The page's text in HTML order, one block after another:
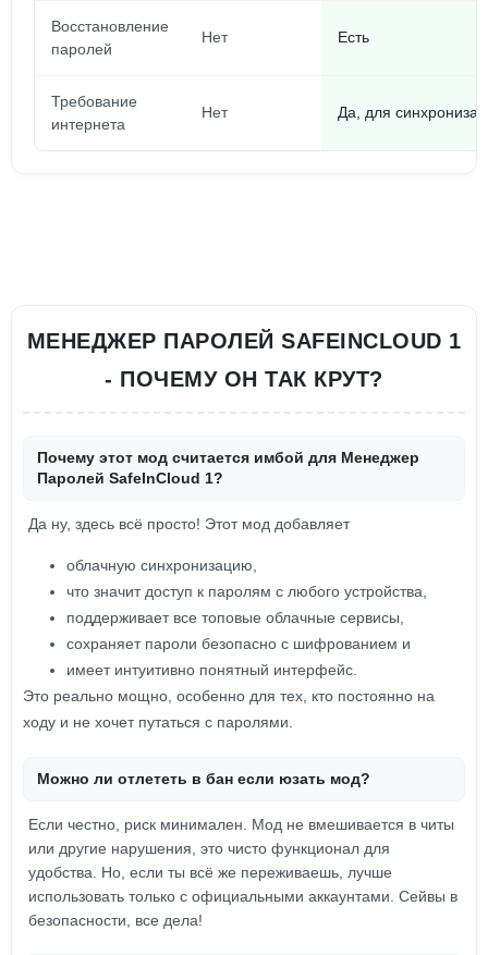
Восстановление
паролей
Нет Есть
Требование
интернета
Нет Да, для
МЕНЕДЖЕР ПАРОЛЕЙ SAFEINCLOUD 1
- ПОЧЕМУ ОН ТАК КРУТ?
Почему этот мод считается имбой для Менеджер
Паролей SafeInCloud 1?
Да ну, здесь всё просто! Этот мод добавляет
облачную синхронизацию,
что значит доступ к паролям с любого устройства,
поддерживает все топовые облачные сервисы,
сохраняет пароли безопасно с шифрованием и
имеет интуитивно понятный интерфейс.
Это реально мощно, особенно для тех, кто постоянно на
ходу и не хочет путаться с паролями.
Можно ли отлететь в бан если юзать мод?
Если честно, риск минимален. Мод не вмешивается в читы
или другие нарушения, это чисто функционал для
удобства. Но, если ты всё же переживаешь, лучше
использовать только с официальными аккаунтами. Сейвы в
безопасности, все дела!